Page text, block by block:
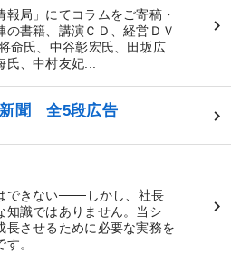
局」にてコラムをご寄稿・
書籍、講演ＣＤ、経営ＤＶ
命氏、中谷彰宏氏、田坂広
氏、中村友妃...
新聞 全5段広告
できない───しかし、社長
知識ではありません。当シ
長させるために必要な実務を
。